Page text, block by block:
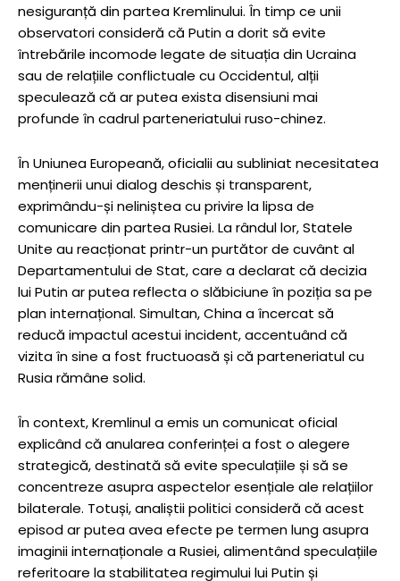
nesiguranță din partea Kremlinului. În timp ce unii
observatori consideră că Putin a dorit să evite
întrebările incomode legate de situația din Ucraina
sau de relațiile conflictuale cu Occidentul, alții
speculează că ar putea exista disensiuni mai
profunde în cadrul parteneriatului ruso-chinez.
În Uniunea Europeană, oficialii au subliniat necesitatea
menținerii unui dialog deschis și transparent,
exprimându-și neliniștea cu privire la lipsa de
comunicare din partea Rusiei. La rândul lor, Statele
Unite au reacționat printr-un purtător de cuvânt al
Departamentului de Stat, care a declarat că decizia
lui Putin ar putea reflecta o slăbiciune în poziția sa pe
plan internațional. Simultan, China a încercat să
reducă impactul acestui incident, accentuând că
vizita în sine a fost fructuoasă și că parteneriatul cu
Rusia rămâne solid.
În context, Kremlinul a emis un comunicat oficial
explicând că anularea conferinței a fost o alegere
strategică, destinată să evite speculațiile și să se
concentreze asupra aspectelor esențiale ale relațiilor
bilaterale. Totuși, analiștii politici consideră că acest
episod ar putea avea efecte pe termen lung asupra
imaginii internaționale a Rusiei, alimentând speculațiile
referitoare la stabilitatea regimului lui Putin și